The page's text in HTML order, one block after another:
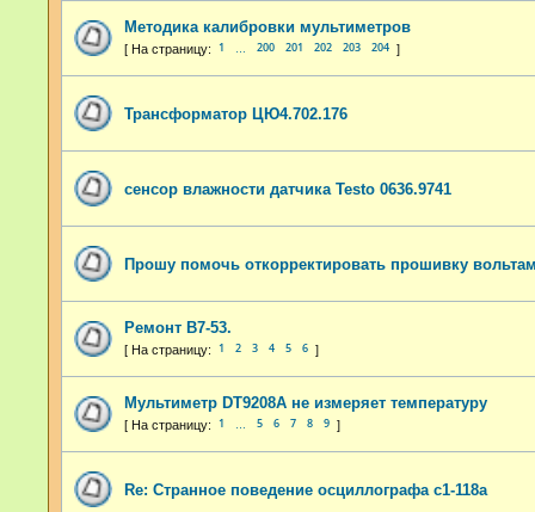
Методика калибровки мультиметров
1 200 201 202 203 204
Трансформатор ЦЮ4.702.176
сенсор влажности датчика Testo 0636.9741
Прошу помочь откорректировать прошивку
Ремонт В7-53.
1 2 3 4 5 6
Мультиметр DT9208A не измеряет температуру
1 5 6 7 8 9
Re: Странное поведение осциллографа с1-118а